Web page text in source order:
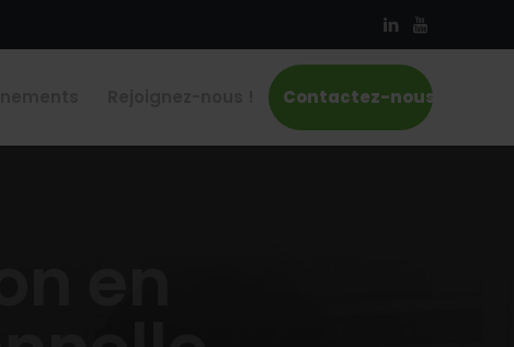
Contactez-nous